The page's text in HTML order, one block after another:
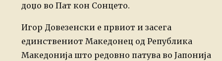
доџо во Пат кон Сонцето.
Игор Довезенски е првиот и засега
единствениот Македонец од Република
Македонија што редовно патува во Јапонија